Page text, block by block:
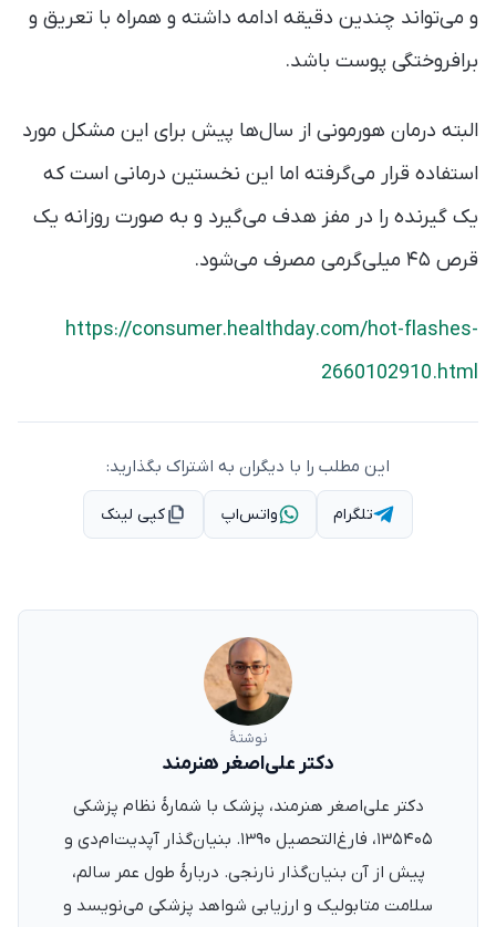
و می‌تواند چندین دقیقه ادامه داشته و همراه با تعریق و
برافروختگی پوست باشد.
البته درمان‌ هورمونی از سال‌ها پیش برای این مشکل مورد
استفاده قرار می‌گرفته اما این نخستین درمانی است که
یک گیرنده را در مفز هدف می‌گیرد و به صورت روزانه یک
قرص ۴۵ میلی‌گرمی مصرف می‌شود.
https://consumer.healthday.com/hot-flashes-
2660102910.html
این مطلب را با دیگران به اشتراک بگذارید:
تلگرام واتس‌اپ کپی لینک
نوشتهٔ
دکتر علی‌اصغر هنرمند
دکتر علی‌اصغر هنرمند، پزشک با شمارهٔ نظام پزشکی
۱۳۵۴۰۵، فارغ‌التحصیل ۱۳۹۰. بنیان‌گذار آپدیت‌ام‌دی و
پیش از آن بنیان‌گذار نارنجی. دربارهٔ طول عمر سالم،
سلامت متابولیک و ارزیابی شواهد پزشکی می‌نویسد و